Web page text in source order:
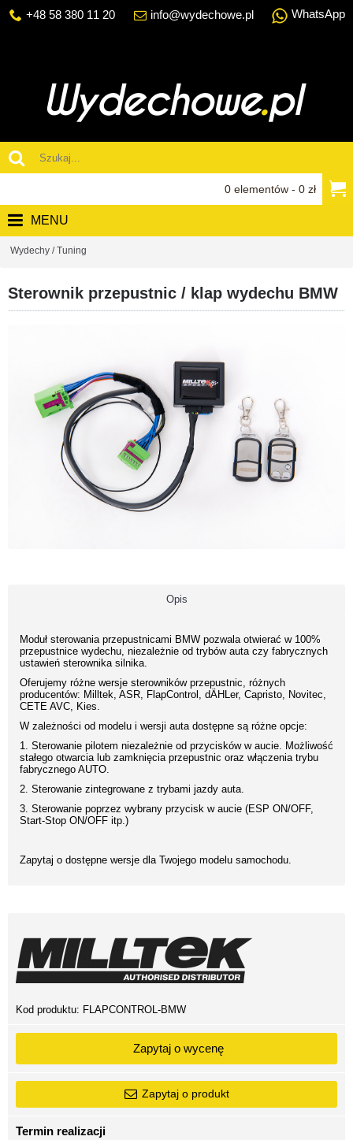
+48 58 380 11 20 info@wydechowe.pl WhatsApp
0 elementów - 0 zł
MENU
Wydechy / Tuning
Sterownik przepustnic / klap wydechu BMW
Opis
Moduł sterowania przepustnicami BMW pozwala otwierać w 100%
przepustnice wydechu, niezależnie od trybów auta czy fabrycznych
ustawień sterownika silnika.
Oferujemy różne wersje sterowników przepustnic, różnych
producentów: Milltek, ASR, FlapControl, dÄHLer, Capristo, Novitec,
CETE AVC, Kies.
W zależności od modelu i wersji auta dostępne są różne opcje:
1. Sterowanie pilotem niezależnie od przycisków w aucie. Możliwość
stałego otwarcia lub zamknięcia przepustnic oraz włączenia trybu
fabrycznego AUTO.
2. Sterowanie zintegrowane z trybami jazdy auta.
3. Sterowanie poprzez wybrany przycisk w aucie (ESP ON/OFF,
Start-Stop ON/OFF itp.)
Zapytaj o dostępne wersje dla Twojego modelu samochodu.
Kod produktu: FLAPCONTROL-BMW
Zapytaj o wycenę
Zapytaj o produkt
Termin realizacji